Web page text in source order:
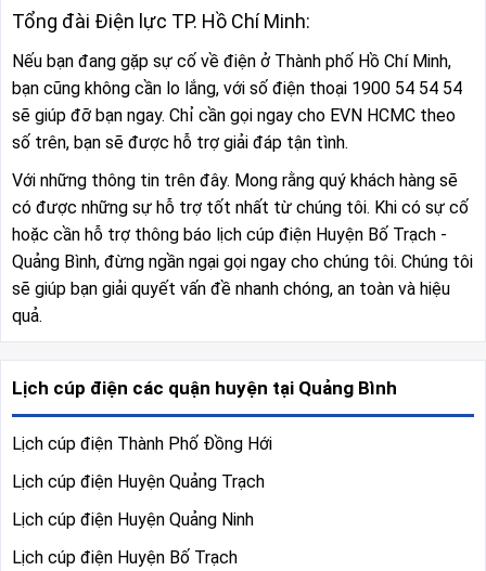
Tổng đài Điện lực TP. Hồ Chí Minh:
Nếu bạn đang gặp sự cố về điện ở Thành phố Hồ Chí Minh,
bạn cũng không cần lo lắng, với số điện thoại 1900 54 54 54
sẽ giúp đỡ bạn ngay. Chỉ cần gọi ngay cho EVN HCMC theo
số trên, bạn sẽ được hỗ trợ giải đáp tận tình.
Với những thông tin trên đây. Mong rằng quý khách hàng sẽ
có được những sự hỗ trợ tốt nhất từ chúng tôi. Khi có sự cố
hoặc cần hỗ trợ thông báo lịch cúp điện Huyện Bố Trạch -
Quảng Bình, đừng ngần ngại gọi ngay cho chúng tôi. Chúng tôi
sẽ giúp bạn giải quyết vấn đề nhanh chóng, an toàn và hiệu
quả.
Lịch cúp điện các quận huyện tại Quảng Bình
Lịch cúp điện Thành Phố Đồng Hới
Lịch cúp điện Huyện Quảng Trạch
Lịch cúp điện Huyện Quảng Ninh
Lịch cúp điện Huyện Bố Trạch